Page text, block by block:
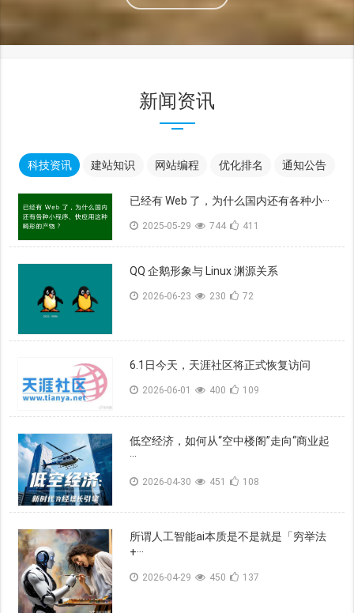
新闻资讯
科技资讯 建站知识 网站编程 优化排名 通知公告
已经有 Web 了，为什么国内还有各种小···
2025-05-29 744 411
QQ 企鹅形象与 Linux 渊源关系
2026-06-23 230 72
6.1日今天，天涯社区将正式恢复访问
2026-06-01 400 109
低空经济，如何从“空中楼阁”走向“商业起
···
2026-04-30 451 108
所谓人工智能ai本质是不是就是「穷举法
+···
2026-04-29 450 137